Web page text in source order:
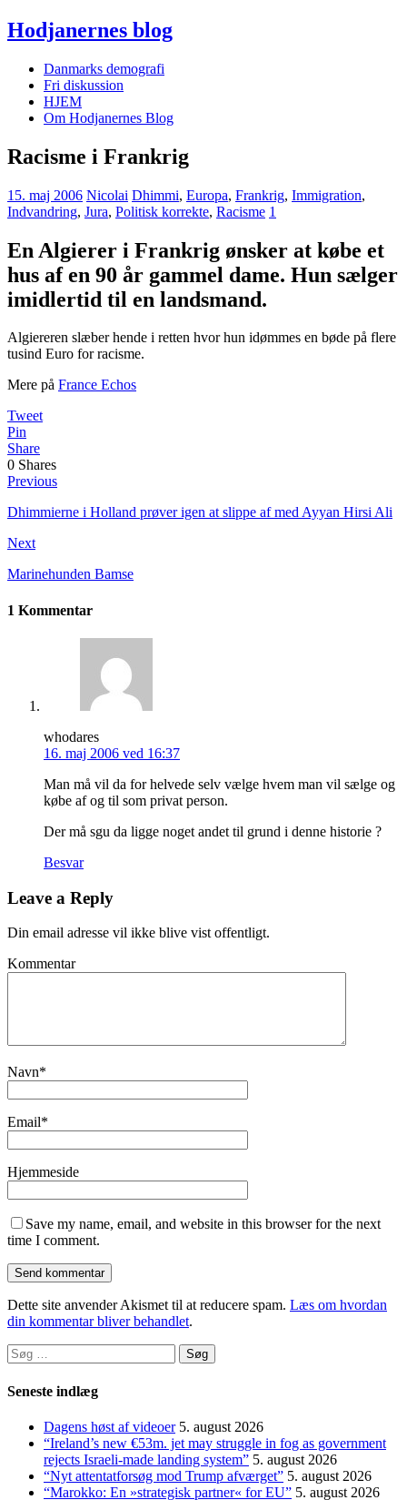
Hodjanernes blog
Danmarks demografi
Fri diskussion
HJEM
Om Hodjanernes Blog
Racisme i Frankrig
15. maj 2006 Nicolai Dhimmi, Europa, Frankrig, Immigration,
Indvandring, Jura, Politisk korrekte, Racisme 1
En Algierer i Frankrig ønsker at købe et
hus af en 90 år gammel dame. Hun sælger
imidlertid til en landsmand.
Algiereren slæber hende i retten hvor hun idømmes en bøde på flere
tusind Euro for racisme.
Mere på France Echos
Tweet
Pin
Share
0 Shares
Previous
Dhimmierne i Holland prøver igen at slippe af med Ayyan Hirsi Ali
Next
Marinehunden Bamse
1 Kommentar
whodares
16. maj 2006 ved 16:37
Man må vil da for helvede selv vælge hvem man vil sælge og
købe af og til som privat person.
Der må sgu da ligge noget andet til grund i denne historie ?
Besvar
Leave a Reply
Din email adresse vil ikke blive vist offentligt.
Kommentar
Navn*
Email*
Hjemmeside
Save my name, email, and website in this browser for the next
time I comment.
Dette site anvender Akismet til at reducere spam. Læs om hvordan
din kommentar bliver behandlet.
Søg
efter:
Seneste indlæg
Dagens høst af videoer 5. august 2026
“Ireland’s new €53m. jet may struggle in fog as government
rejects Israeli-made landing system” 5. august 2026
“Nyt attentatforsøg mod Trump afværget” 5. august 2026
“Marokko: En »strategisk partner« for EU” 5. august 2026